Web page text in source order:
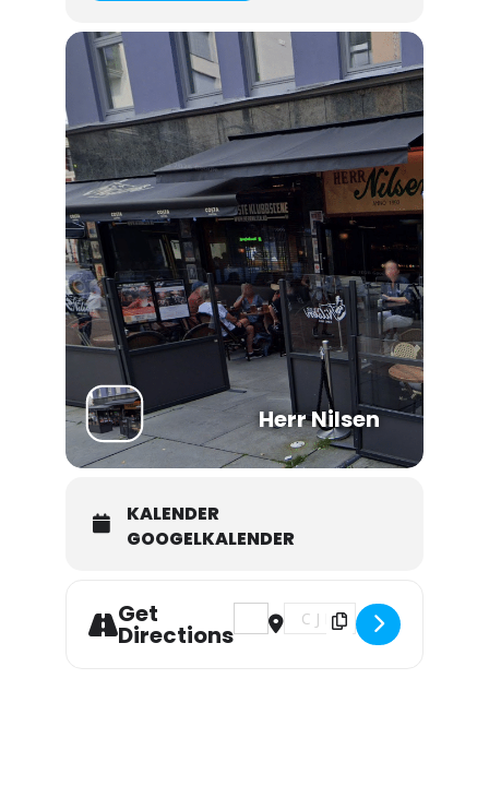
Herr Nilsen
KALENDER
GOOGELKALENDER
Get
Directions
Address - Villmow/Storaas/Hegge []
Destination Address -